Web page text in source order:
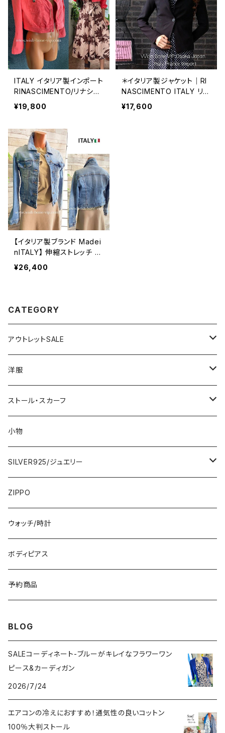
ITALY イタリア製インポート
RINASCIMENTO/リナシメ
ント｜ゴールドチェーン＆伸
縮コットンデニム ジャケッ
¥19,800
＊イタリア製ジャケット｜RI
NASCIMENTO ITALY リナ
シメント イタリア｜きれい
なフォーマル 美シルエット
¥17,600
【イタリア製ブランド Madei
nITALY】 伸縮ストレッチ 厚
手デニムジャケット・Gジャ
ン/ブルーデニム
¥26,400
CATEGORY
アウトレットSALE
1000円
2000円
3000円
5000円
7000円
洋服
インポートワンピース
ロング・マキシ
ひざ・ミディ
トップス・カーディガン・アウター
カーディガン
イタリア製ジャケット
スカート・パンツ
ストール・スカーフ
大判ストール・ロングスカーフ
小さめスカーフ
コットンストール・スカーフ
冬物・マフラー
小物
SILVER925/ジュエリー
指輪・リング
ネックレス・ペンダントトップ
ピアス・イヤリング
ブレスレット・バングル
ZIPPO
ウォッチ/時計
ボディピアス
予約商品
BLOG
SALEコーディネート-ブルーがキレイなフラワーワン
ピース&カーディガン
2026/7/24
エアコンの冷えにおすすめ！通気性の良いコットン
100％大判ストール